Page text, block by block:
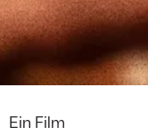
Ein Film
zum Bild